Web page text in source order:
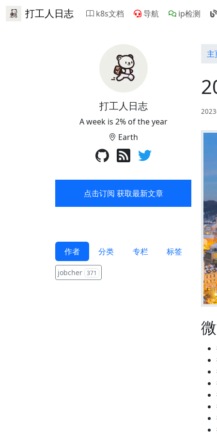
打工人日志 k8s文档 导航 ip检测
主
打工人日志
A week is 2% of the year
Earth
点击订阅 获取最新文章
作者 分类 专栏 标签
jobcher 371